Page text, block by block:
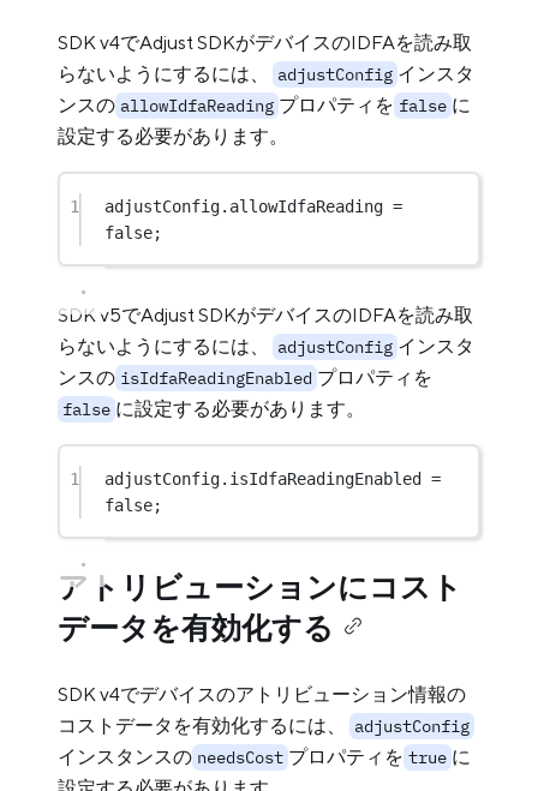
SDK v4でAdjust SDKがデバイスのIDFAを読み取
らないようにするには、
adjustConfig インスタ
ンスの allowIdfaReading プロパティを false に
設定する必要があります。
1 adjustConfig.allowIdfaReading =
false;
SDK v5でAdjust SDKがデバイスのIDFAを読み取
らないようにするには、
adjustConfig インスタ
ンスの isIdfaReadingEnabled プロパティを
false に設定する必要があります。
1 adjustConfig.isIdfaReadingEnabled =
false;
アトリビューションにコスト
データを有効化する
SDK v4でデバイスのアトリビューション情報の
コストデータを有効化するには、
adjustConfig
インスタンスの needsCost プロパティを true に